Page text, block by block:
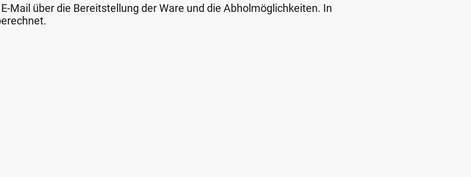
Mail über die Bereitstellung der Ware und die Abholmöglichkeiten. In